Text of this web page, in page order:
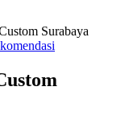
Surabaya